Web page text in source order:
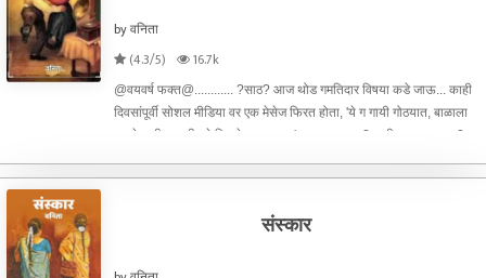
by वनिता
(4.3/5)
16.7k
@वयवर्ष फक्त@............ ?साठ? आज थोड गमतिदार विषया कडे जाऊ... काही
दिवसांपूर्वी सोशल मीडिया वर एक मेसेज फिरत होता, 'ये ग गायी गोठयात, बाळाला
दूध दे वाटीत,आणी पुढे लिहलेल असायच,' तुमच वय काय? तुम्ही वाचताय काय?
संस्कार